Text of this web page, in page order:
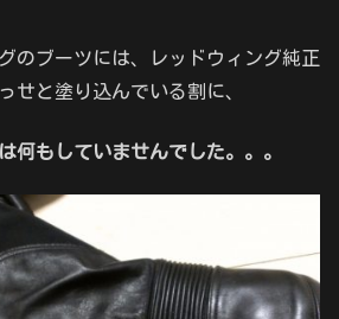
のブーツには、レッドウィング純正
せと塗り込んでいる割に、
何もしていませんでした。。。